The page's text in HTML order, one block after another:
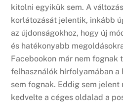
kitolni egyikük sem. A
korlátozását jelentik, inkább
az újdonságokhoz, hogy új
és hatékonyabb
Facebookon már nem fognak
felhasználók hírfolyamában a
sem fognak. Eddig sem jelent
kedvelte a céges oldalad a